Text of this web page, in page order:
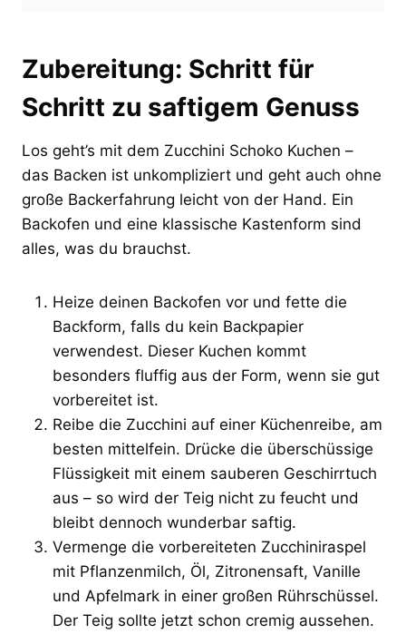
Zubereitung: Schritt für
Schritt zu saftigem Genuss
Los geht’s mit dem Zucchini Schoko Kuchen –
das Backen ist unkompliziert und geht auch ohne
große Backerfahrung leicht von der Hand. Ein
Backofen und eine klassische Kastenform sind
alles, was du brauchst.
Heize deinen Backofen vor und fette die
Backform, falls du kein Backpapier
verwendest. Dieser Kuchen kommt
besonders fluffig aus der Form, wenn sie gut
vorbereitet ist.
Reibe die Zucchini auf einer Küchenreibe, am
besten mittelfein. Drücke die überschüssige
Flüssigkeit mit einem sauberen Geschirrtuch
aus – so wird der Teig nicht zu feucht und
bleibt dennoch wunderbar saftig.
Vermenge die vorbereiteten Zucchiniraspel
mit Pflanzenmilch, Öl, Zitronensaft, Vanille
und Apfelmark in einer großen Rührschüssel.
Der Teig sollte jetzt schon cremig aussehen.